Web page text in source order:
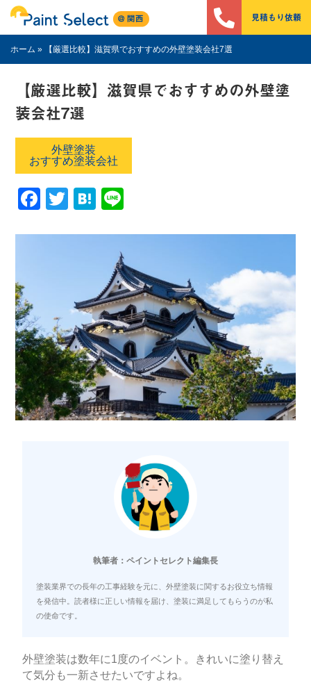
見積もり依頼
ホーム » 【厳選比較】滋賀県でおすすめの外壁塗装会社7選
【厳選比較】滋賀県でおすすめの外壁塗
装会社7選
外壁塗装
おすすめ塗装会社
Facebook
TwitterHatena
執筆者：ペイントセレクト編集長
塗装業界での長年の工事経験を元に、外壁塗装に関するお役立ち情報
を発信中。読者様に正しい情報を届け、塗装に満足してもらうのが私
の使命です。
外壁塗装は数年に1度のイベント。きれいに塗り替え
て気分も一新させたいですよね。